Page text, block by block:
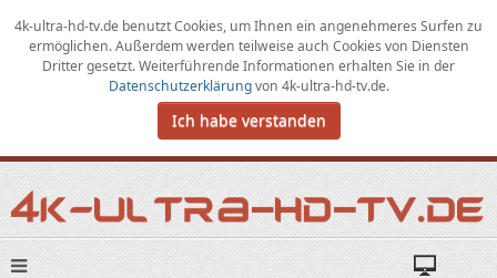
4k-ultra-hd-tv.de benutzt Cookies, umIhnen ein angenehmeres Surfen zu
ermöglichen.Außerdem werden teilweise auch Cookies von Diensten
Dritter gesetzt. Weiterführende Informationen erhalten Sie in der
Datenschutzerklärungvon 4k-ultra-hd-tv.de.
Ich habe verstanden